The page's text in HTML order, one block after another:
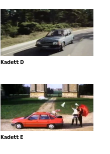
Kadett D
Kadett E